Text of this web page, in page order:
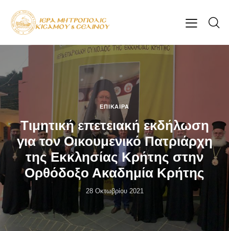
ΕΠΊΚΑΙΡΑ
Τιμητική επετειακή εκδήλωση
για τον Οικουμενικό Πατριάρχη
της Εκκλησίας Κρήτης στην
Ορθόδοξο Ακαδημία Κρήτης
28 Οκτωβρίου 2021